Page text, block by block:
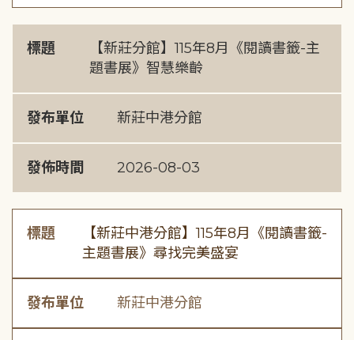
標題
【新莊分館】115年8月《閱讀書籤-主
題書展》智慧樂齡
發布單位 新莊中港分館
發佈時間 2026-08-03
標題
【新莊中港分館】115年8月《閱讀書籤-
主題書展》尋找完美盛宴
發布單位 新莊中港分館